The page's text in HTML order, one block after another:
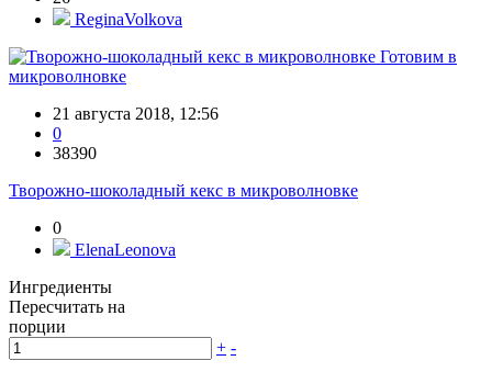
ReginaVolkova
Готовим в
микроволновке
21 августа 2018, 12:56
0
38390
Творожно-шоколадный кекс в микроволновке
0
ElenaLeonova
Ингредиенты
Пересчитать на
порции
+ -